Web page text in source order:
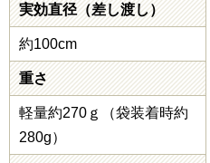
実効直径（差し渡し）
約100cm
重さ
軽量約270ｇ（袋装着時約
280g）